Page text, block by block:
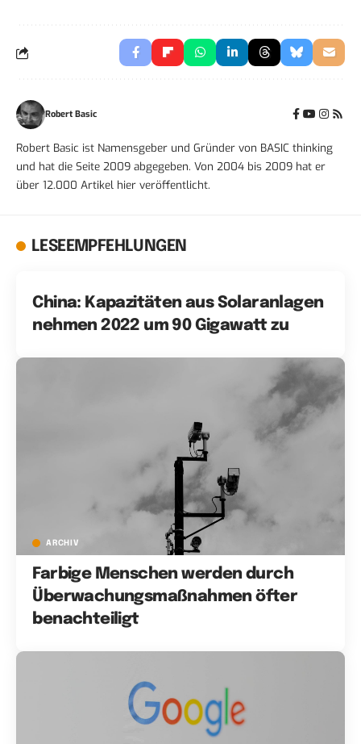
Robert Basic
Robert Basic ist Namensgeber und Gründer von BASIC thinking
und hat die Seite 2009 abgegeben. Von 2004 bis 2009 hat er
über 12.000 Artikel hier veröffentlicht.
LESEEMPFEHLUNGEN
China: Kapazitäten aus Solaranlagen
nehmen 2022 um 90 Gigawatt zu
ARCHIV
Farbige Menschen werden durch
Überwachungsmaßnahmen öfter
benachteiligt